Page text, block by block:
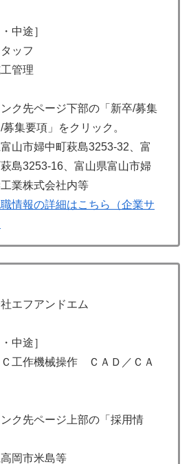
中途］
ッフ
管理
ク先ページ下部の「新卒/募集
集要項」をクリック。
富山市婦中町萩島3253-32、富
島3253-16、富山県富山市婦
業株式会社内等
情報の詳細はこちら（企業サ
エフアンドエム
中途］
Ｃ工作機械操作 ＣＡＤ／ＣＡ
ク先ページ上部の「採用情
岡市米島等